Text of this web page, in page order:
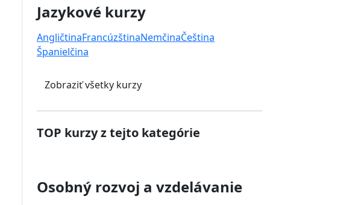
Jazykové kurzy
AngličtinaFrancúzštinaNemčinaČeština
Španielčina
Zobraziť všetky kurzy
TOP kurzy z tejto kategórie
Osobný rozvoj a vzdelávanie